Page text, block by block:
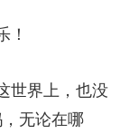
！
世界上，也没
无论在哪